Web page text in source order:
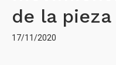
de la
17/11/2020